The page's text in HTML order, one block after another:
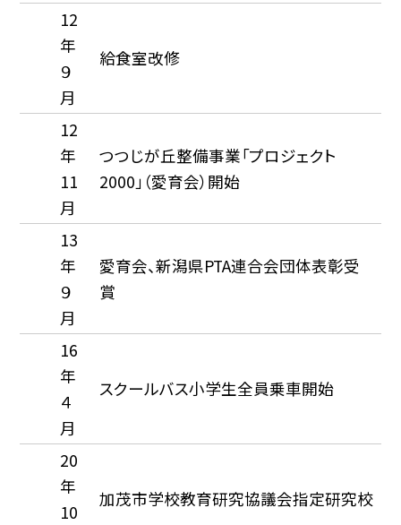
12
年
９
月
給食室改修
12
年
11
月
つつじが丘整備事業「プロジェクト
2000」（愛育会）開始
13
年
９
月
愛育会、新潟県PTA連合会団体表彰受
賞
16
年
４
月
スクールバス小学生全員乗車開始
20
年
10
加茂市学校教育研究協議会指定研究校